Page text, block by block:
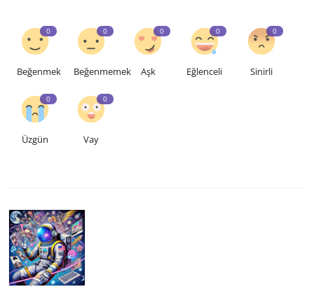
0
Beğenmek
0
Beğenmemek
0
Aşk
0
Eğlenceli
0
Sinirli
0
Üzgün
0
Vay